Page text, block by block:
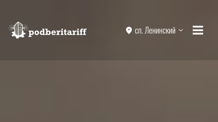
сп. Ленинский